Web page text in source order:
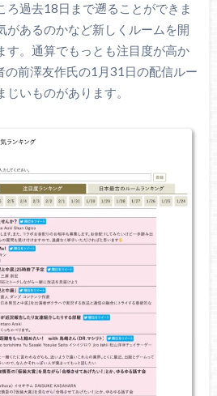
ろ過去18日まで遡ることができま
があるのかなど新しくルームを開
す。通算でもっとも注目度が高か
の前澤友作氏の1月31日の配信ルー
いものがあります。